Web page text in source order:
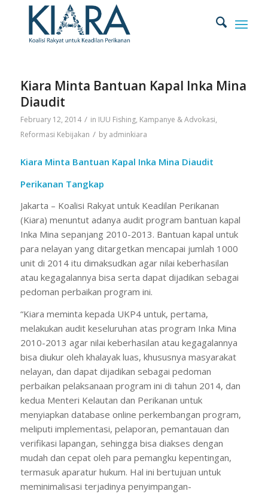
Kiara Minta Bantuan Kapal Inka Mina
Diaudit
February 12, 2014 / in IUU Fishing, Kampanye & Advokasi,
Reformasi Kebijakan / by adminkiara
Kiara Minta Bantuan Kapal Inka Mina Diaudit
Perikanan Tangkap
Jakarta – Koalisi Rakyat untuk Keadilan Perikanan
(Kiara) menuntut adanya audit program bantuan kapal
Inka Mina sepanjang 2010-2013. Bantuan kapal untuk
para nelayan yang ditargetkan mencapai jumlah 1000
unit di 2014 itu dimaksudkan agar nilai keberhasilan
atau kegagalannya bisa serta dapat dijadikan sebagai
pedoman perbaikan program ini.
“Kiara meminta kepada UKP4 untuk, pertama,
melakukan audit keseluruhan atas program Inka Mina
2010-2013 agar nilai keberhasilan atau kegagalannya
bisa diukur oleh khalayak luas, khususnya masyarakat
nelayan, dan dapat dijadikan sebagai pedoman
perbaikan pelaksanaan program ini di tahun 2014, dan
kedua Menteri Kelautan dan Perikanan untuk
menyiapkan database online perkembangan program,
meliputi implementasi, pelaporan, pemantauan dan
verifikasi lapangan, sehingga bisa diakses dengan
mudah dan cepat oleh para pemangku kepentingan,
termasuk aparatur hukum. Hal ini bertujuan untuk
meminimalisasi terjadinya penyimpangan-